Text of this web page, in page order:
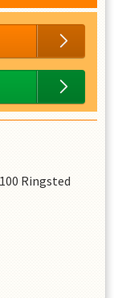
Ringsted